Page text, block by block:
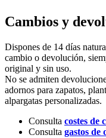
Cambios y
Dispones de 14 días
cambio o devolución,
original y sin uso.
No se admiten
adornos para zapatos,
alpargatas personalizadas.
Consulta costes de
Consulta gastos de